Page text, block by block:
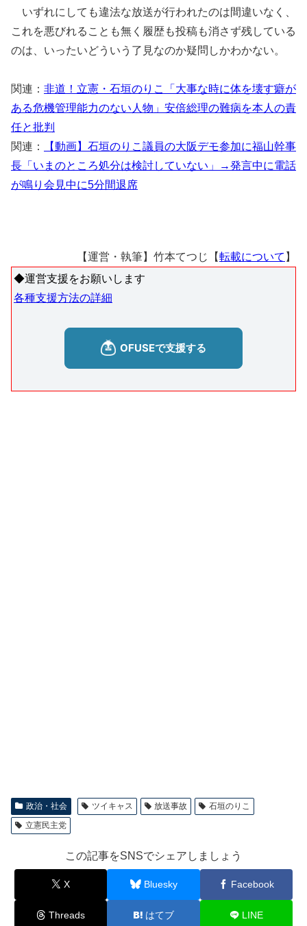
いずれにしても違法な放送が行われたのは間違いなく、
これを悪びれることも無く履歴も投稿も消さず残している
のは、いったいどういう了見なのか疑問しかわかない。
関連： 非道！立憲・石垣のりこ「大事な時に体を壊す癖が
ある危機管理能力のない人物」安倍総理の難病を本人の責
任と批判
関連：
【動画】石垣のりこ議員の大阪デモ参加に福山幹事
長「いまのところ処分は検討していない」→発言中に電話
が鳴り会見中に5分間退席
【運営・執筆】竹本てつじ【転載について 】
◆運営支援をお願いします
各種支援方法の詳細
政治・社会 ツイキャス 放送事故
石垣のりこ
立憲民主党
この記事をSNSでシェアしましょう
X Bluesky Facebook
Threads はてブ LINE